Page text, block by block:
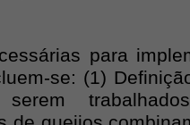
para
se: (1)